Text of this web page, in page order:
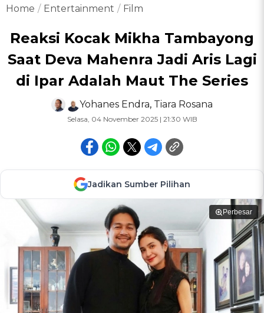
Home Entertainment Film
Reaksi Kocak Mikha Tambayong
Saat Deva Mahenra Jadi Aris Lagi
di Ipar Adalah Maut The Series
Yohanes Endra, Tiara Rosana
Selasa, 04 November 2025 | 21:30 WIB
Jadikan Sumber Pilihan
Perbesar